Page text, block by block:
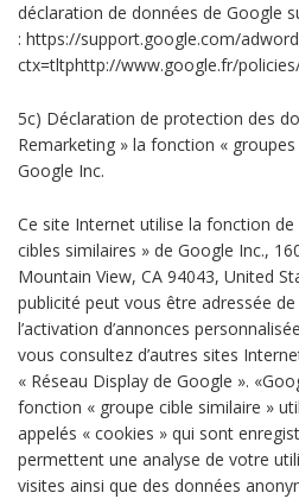
déclaration de données de Google
: https://support.google.com/
ctx=tltphttp://www.google.fr/
5c) Déclaration de protection des
Remarketing » la fonction «
Google Inc.
Ce site Internet utilise la fonction
cibles similaires » de Google Inc.,
Mountain View, CA 94043, United
publicité peut vous être adressée
l’activation d’annonces
vous consultez d’autres sites
« Réseau Display de Google ».
fonction « groupe cible similaire »
appelés « cookies » qui sont
permettent une analyse de votre
visites ainsi que des données